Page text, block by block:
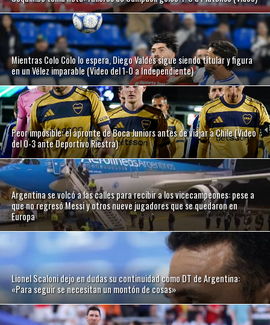
Mientras Colo Colo lo espera, Diego Valdés sigue siendo titular y figura
en un Vélez imparable (Video del 1-0 a Independiente)
Peor imposible: el apronte de Boca Juniors antes de viajar a Chile (Video
del 0-3 ante Deportivo Riestra)
Argentina se volcó a las calles para recibir a los vicecampeones: pese a
que no regresó Messi y otros nueve jugadores que se quedaron en
Europa
Lionel Scaloni dejo en dudas su continuidad como DT de Argentina:
«Para seguir se necesitan un montón de cosas»